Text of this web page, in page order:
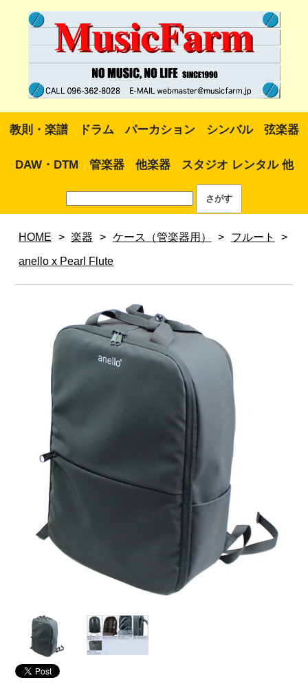
教則・楽譜 ドラム パーカション シンバル 弦楽器
DAW・DTM 管楽器 他楽器 スタジオ レンタル 他
HOME > 楽器 > ケース（管楽器用） > フルート >
anello x Pearl Flute